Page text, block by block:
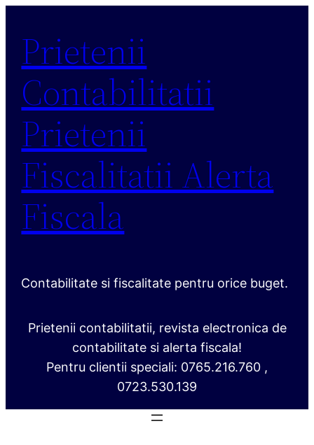
conținut
Prietenii
Contabilitatii
Prietenii
Fiscalitatii Alerta
Fiscala
Contabilitate si fiscalitate pentru orice buget.
Prietenii contabilitatii, revista electronica de
contabilitate si alerta fiscala!
Pentru clientii speciali: 0765.216.760 ,
0723.530.139